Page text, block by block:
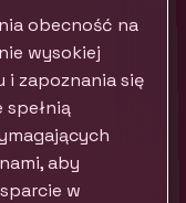
obecność na
wysokiej
i zapoznania się
aby
w